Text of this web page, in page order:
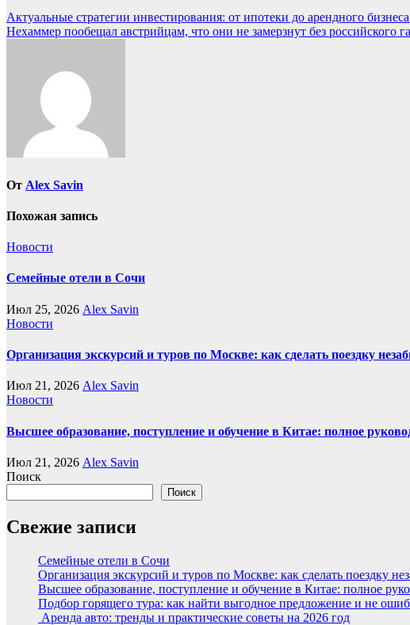
Навигация
по
Актуальные стратегии инвестирования: от ипотеки до арендного
Нехаммер пообещал австрийцам, что они не замерзнут без российского
От Alex Savin
Похожая запись
Новости
Семейные отели в Сочи
Июл 25, 2026 Alex Savin
Новости
Организация экскурсий и туров по Москве: как сделать поездку
Июл 21, 2026 Alex Savin
Новости
Высшее образование, поступление и обучение в Китае: полное
Июл 21, 2026 Alex Savin
Поиск
Поиск
Свежие записи
Семейные отели в Сочи
Организация экскурсий и туров по Москве: как сделать поездку
Высшее образование, поступление и обучение в Китае: полное
Подбор горящего тура: как найти выгодное предложение и не
Аренда авто: тренды и практические советы на 2026 год